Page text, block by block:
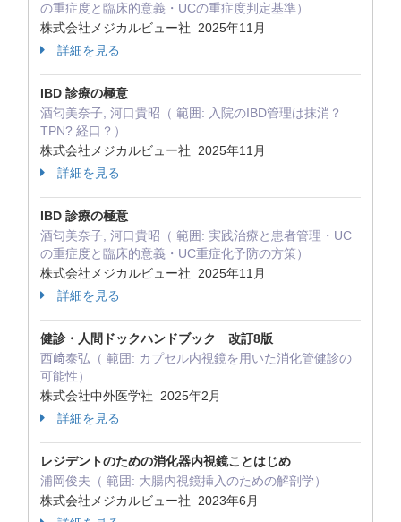
の重症度と臨床的意義・UCの重症度判定基準）
株式会社メジカルビュー社 2025年11月
詳細を見る
IBD 診療の極意
酒匂美奈子, 河口貴昭（ 範囲: 入院のIBD管理は抹消？
TPN? 経口？）
株式会社メジカルビュー社 2025年11月
詳細を見る
IBD 診療の極意
酒匂美奈子, 河口貴昭（ 範囲: 実践治療と患者管理・UC
の重症度と臨床的意義・UC重症化予防の方策）
株式会社メジカルビュー社 2025年11月
詳細を見る
健診・人間ドックハンドブック 改訂8版
西﨑泰弘（ 範囲: カプセル内視鏡を用いた消化管健診の
可能性）
株式会社中外医学社 2025年2月
詳細を見る
レジデントのための消化器内視鏡ことはじめ
浦岡俊夫（ 範囲: 大腸内視鏡挿入のための解剖学）
株式会社メジカルビュー社 2023年6月